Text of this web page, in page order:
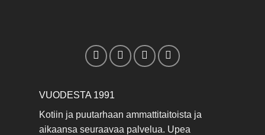
VUODESTA 1991
Kotiin ja puutarhaan ammattitaitoista ja
aikaansa seuraavaa palvelua. Upea